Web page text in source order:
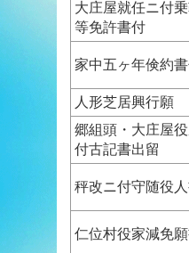
大庄屋就任ニ付
等免許書付
家中五ヶ年倹約
人形芝居興行願
郷組頭・大庄屋
付古記書出留
秤改ニ付守随役
仁位村役家減免